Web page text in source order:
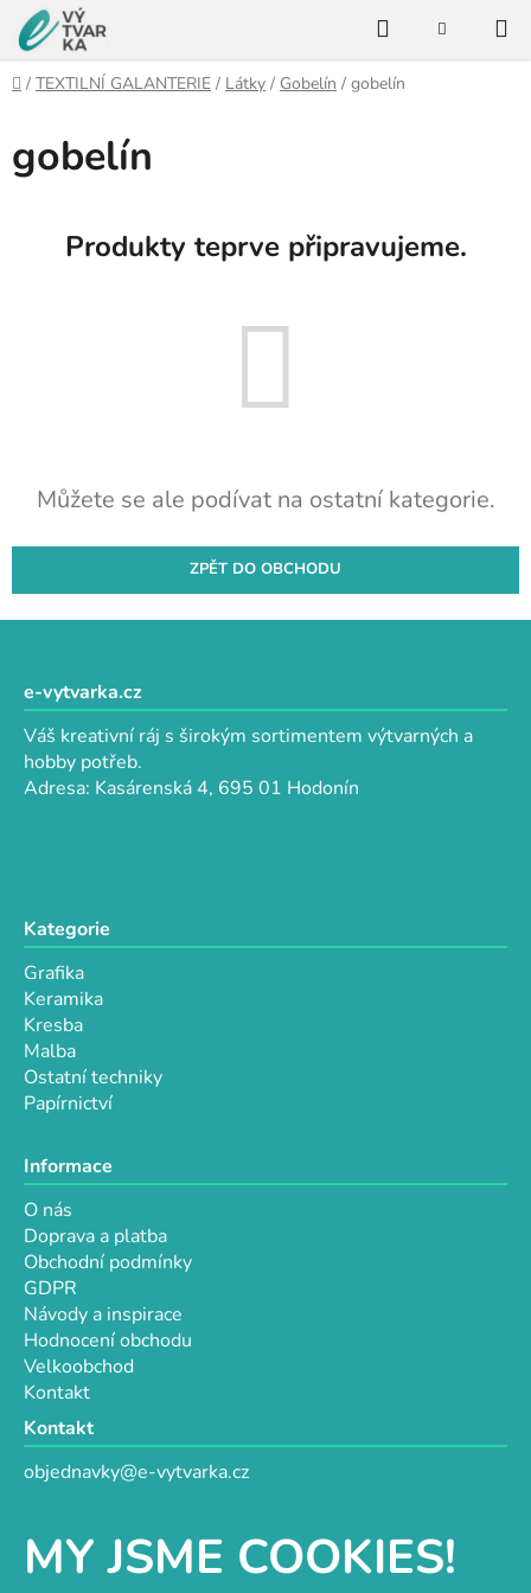
MY JSME COOKIES!
Přejít
na
obsah
HledatNÁKUPNÍ
Domů
/ TEXTILNÍ GALANTERIE / Látky / Gobelín / gobelín
gobelín
Produkty teprve připravujeme.
Můžete se ale podívat na ostatní kategorie.
ZPĚT DO OBCHODU
e-vytvarka.cz
Váš kreativní ráj s širokým sortimentem výtvarných a
hobby potřeb.
Adresa: Kasárenská 4, 695 01 Hodonín
Kategorie
Grafika
Keramika
Kresba
Malba
Ostatní techniky
Papírnictví
Informace
O nás
Doprava a platba
Obchodní podmínky
GDPR
Návody a inspirace
Hodnocení obchodu
Velkoobchod
Kontakt
Kontakt
objednavky@e-vytvarka.cz
Facebook